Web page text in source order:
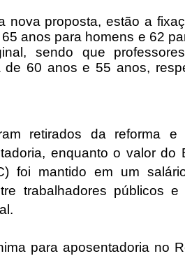
nova proposta, estão a
anos para homens e 62
sendo que
de 60 anos e 55 anos,
retirados da reforma e
enquanto o valor do
foi mantido em um
trabalhadores públicos e
para aposentadoria no